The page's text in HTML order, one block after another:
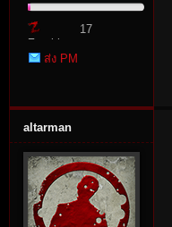
Zombie
Point
17
ส่ง PM
altarman